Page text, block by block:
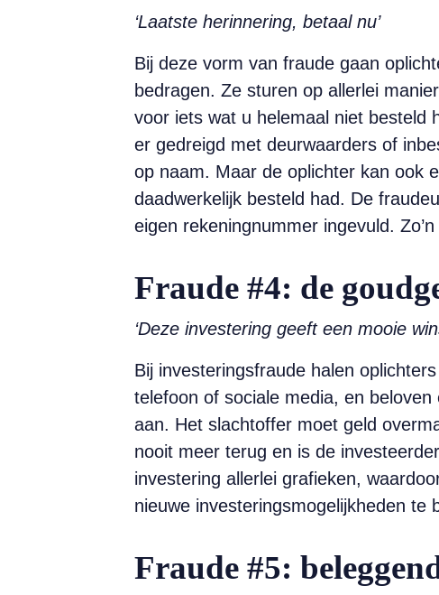
‘Laatste herinnering, betaal nu’
Bij deze vorm van fraude gaan
bedragen. Ze sturen op allerlei
voor iets wat u ­helemaal niet besteld
er ­gedreigd met deurwaarders of
op naam. Maar de oplichter kan ook
daadwerkelijk besteld had. De
eigen rekening­nummer ingevuld.
Fraude #4: de
‘Deze investering geeft een mooie
Bij investeringsfraude halen
telefoon of ­sociale media, en
aan. Het slachtoffer moet geld
nooit meer ­terug en is de
investering allerlei grafieken,
nieuwe investerings­mogelijkheden te
Fraude #5: